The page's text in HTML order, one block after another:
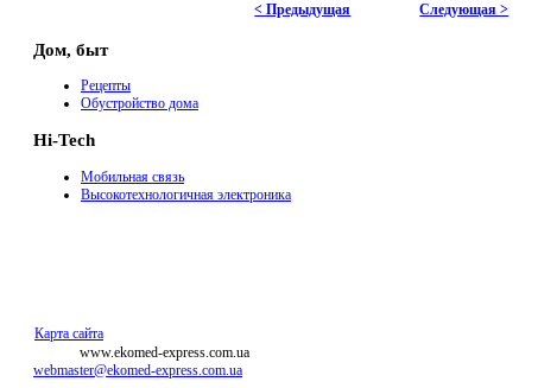
< Предыдущая Следующая >
Дом, быт
Рецепты
Обустройство дома
Hi-Tech
Мобильная связь
Высокотехнологичная электроника
Карта сайта
www.ekomed-express.com.ua
webmaster@ekomed-express.com.ua